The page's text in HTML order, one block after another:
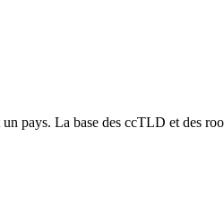
pays. La base des ccTLD et des